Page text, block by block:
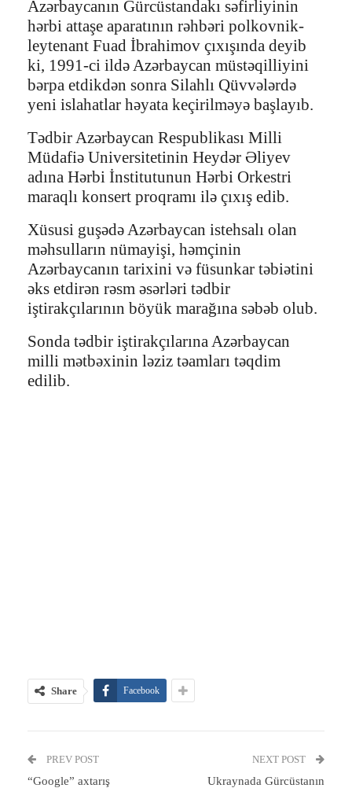
Azərbaycanın Gürcüstandakı səfirliyinin
hərbi attaşe aparatının rəhbəri polkovnik-
leytenant Fuad İbrahimov çıxışında deyib
ki, 1991-ci ildə Azərbaycan müstəqilliyini
bərpa etdikdən sonra Silahlı Qüvvələrdə
yeni islahatlar həyata keçirilməyə başlayıb.
Tədbir Azərbaycan Respublikası Milli
Müdafiə Universitetinin Heydər Əliyev
adına Hərbi İnstitutunun Hərbi Orkestri
maraqlı konsert proqramı ilə çıxış edib.
Xüsusi guşədə Azərbaycan istehsalı olan
məhsulların nümayişi, həmçinin
Azərbaycanın tarixini və füsunkar təbiətini
əks etdirən rəsm əsərləri tədbir
iştirakçılarının böyük marağına səbəb olub.
Sonda tədbir iştirakçılarına Azərbaycan
milli mətbəxinin ləziz təamları təqdim
edilib.
Share Facebook
PREV POST
“Google” axtarış
NEXT POST
Ukraynada Gürcüstanın